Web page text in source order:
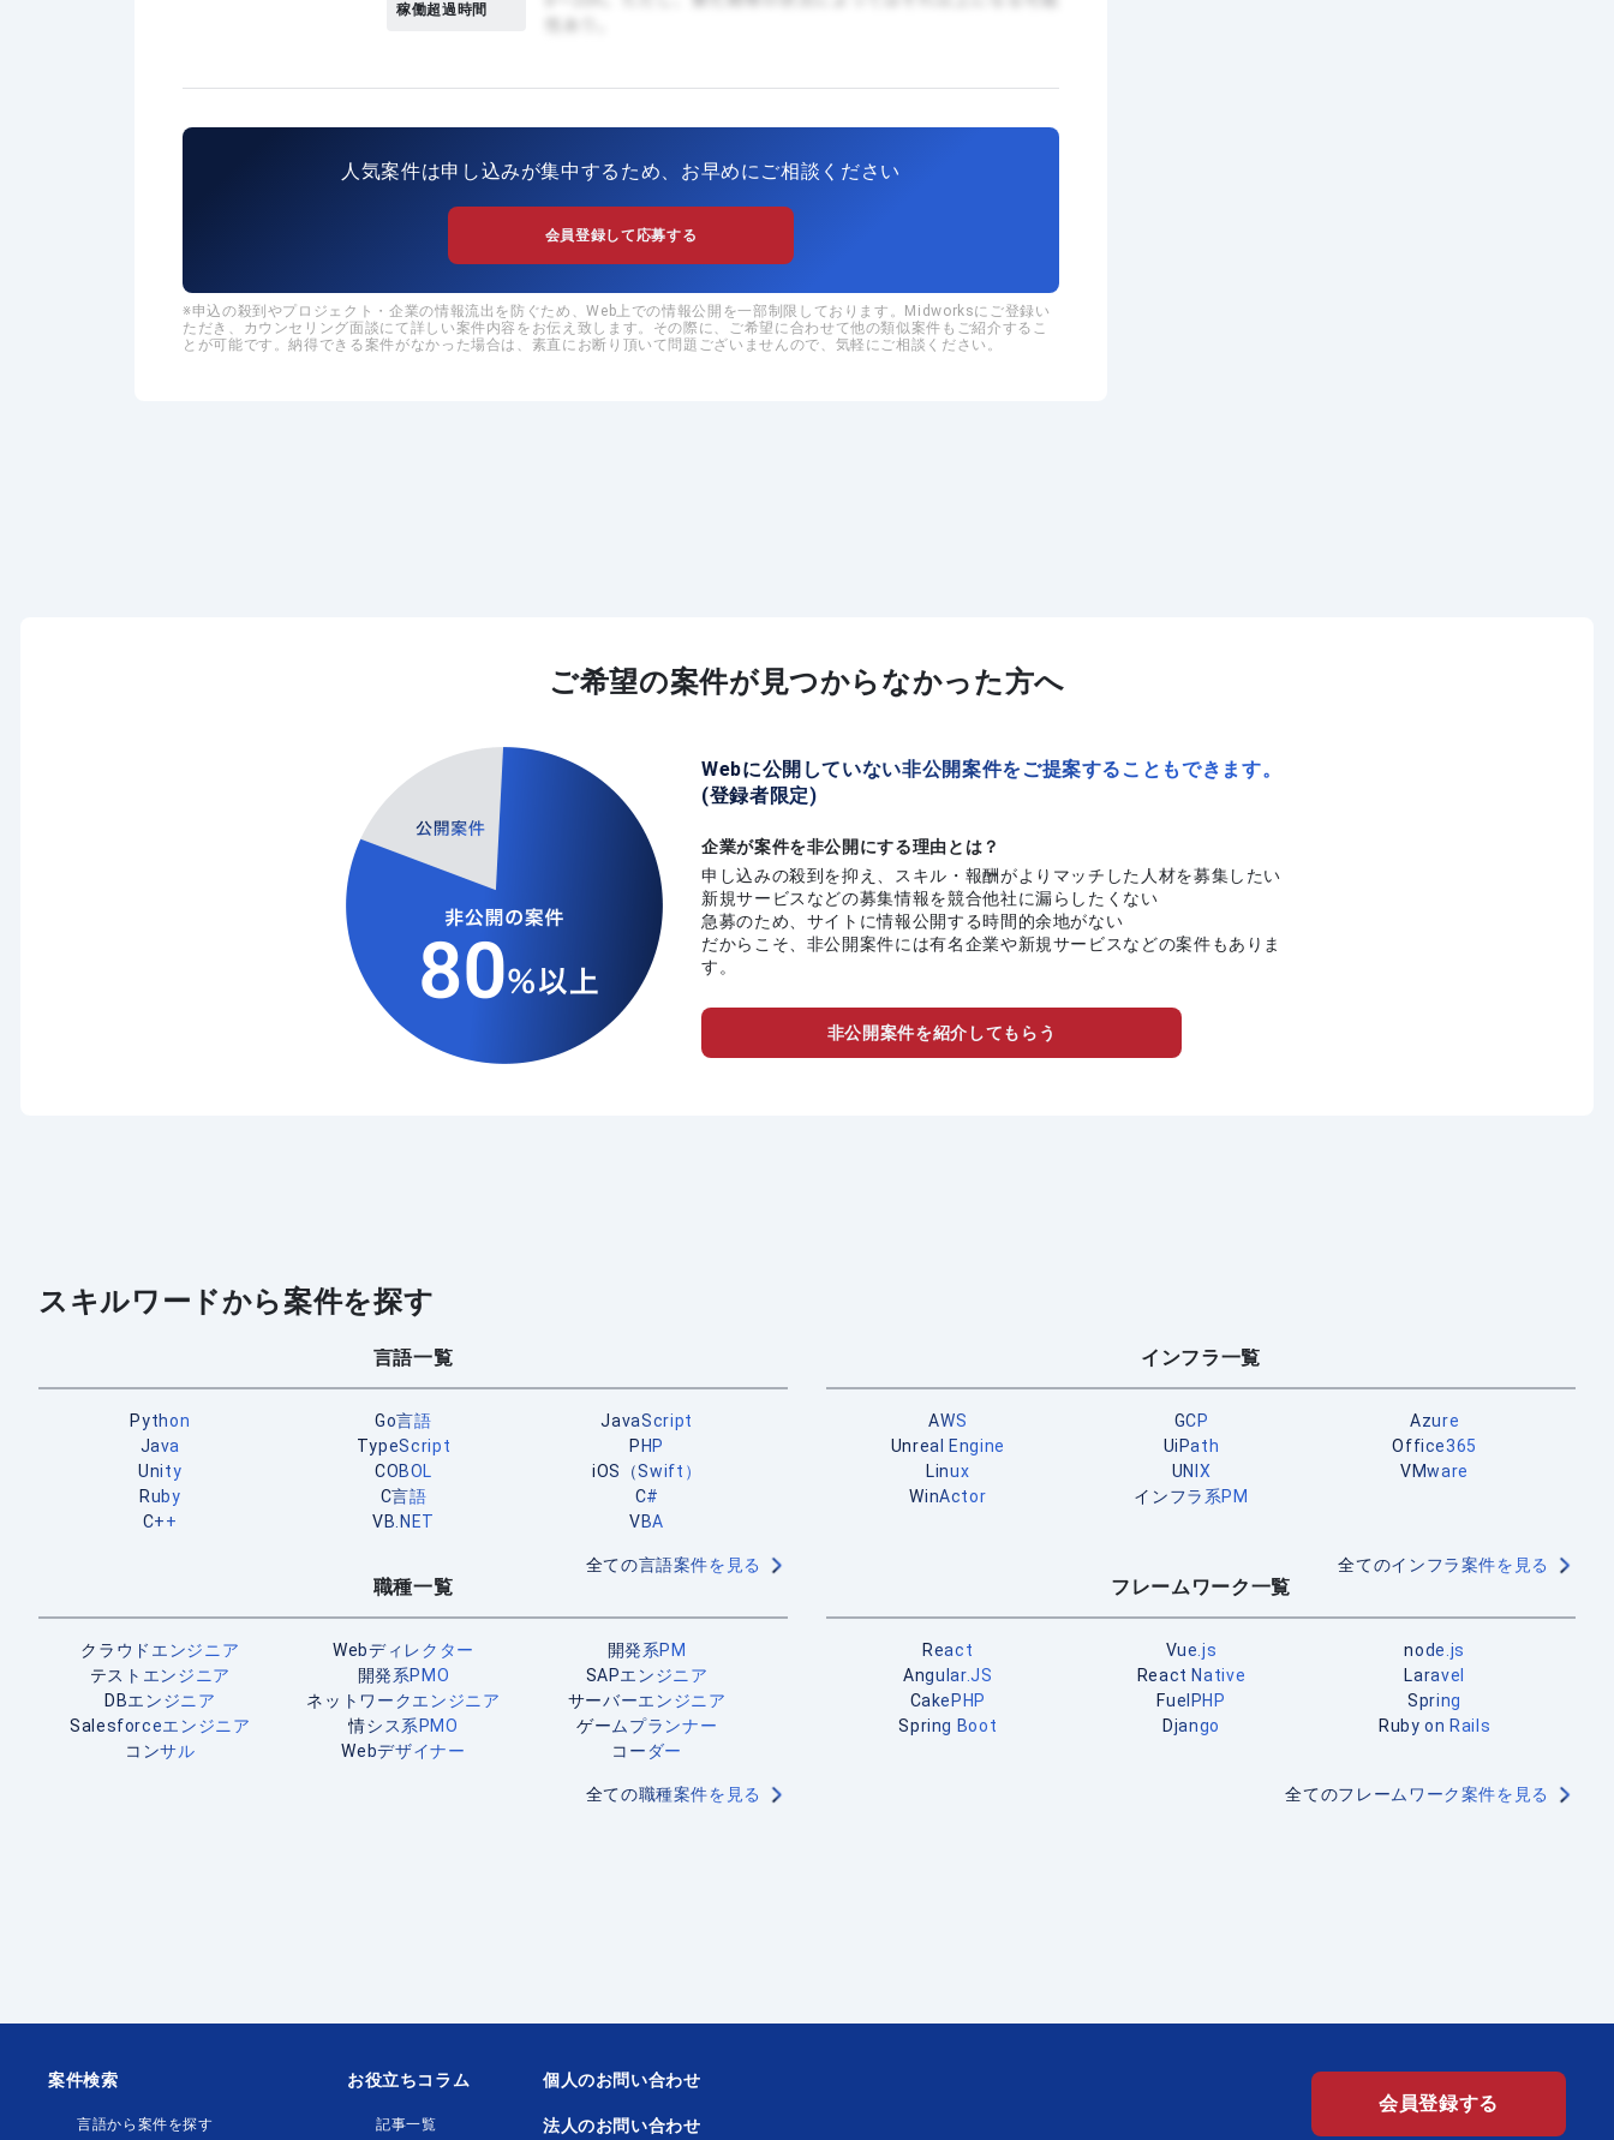
稼働超過時間
人気案件は申し込みが集中するため、お早めにご相談ください
会員登録して応募する
申込の殺到やプロジェクト・企業の情報流出を防ぐため、Web上での情報公開を一部制限しております。Midworksにご登録い
ただき、カウンセリング面談にて詳しい案件内容をお伝え致します。その際に、ご希望に合わせて他の類似案件もご紹介するこ
とが可能です。納得できる案件がなかった場合は、素直にお断り頂いて問題ございませんので、気軽にご相談ください。
ご希望の案件が見つからなかった方へ
Webに公開していない非公開案件をご提案することもできます。
(登録者限定)
企業が案件を非公開にする理由とは？
申し込みの殺到を抑え、スキル・報酬がよりマッチした人材を募集したい
新規サービスなどの募集情報を競合他社に漏らしたくない
急募のため、サイトに情報公開する時間的余地がない
だからこそ、非公開案件には有名企業や新規サービスなどの案件もありま
す。
非公開案件を紹介してもらう
スキルワードから案件を探す
言語一覧
Python Go言語
JavaScript
Java
TypeScript
PHP
Unity
COBOL
iOS（Swift）
Ruby
C言語
C#
C++
VB.NET VBA
全ての言語案件を見る
インフラ一覧
AWS GCP
Azure
Unreal Engine
UiPath
Office365
Linux
UNIX
VMware
WinActor
インフラ系PM
全てのインフラ案件を見る
職種一覧
クラウドエンジニア Webディレクター
開発系PM
テストエンジニア
開発系PMO
SAPエンジニア
DBエンジニア
ネットワークエンジニア
サーバーエンジニア
Salesforceエンジニア
情シス系PMO
ゲームプランナー
コンサル
Webデザイナー コーダー
全ての職種案件を見る
フレームワーク一覧
React Vue.js
node.js
Angular.JS
React Native
Laravel
CakePHP
FuelPHP
Spring
Spring Boot
Django Ruby on Rails
全てのフレームワーク案件を見る
会員登録する
案件検索
言語から案件を探す
お役立ちコラム
記事一覧
個人のお問い合わせ
法人のお問い合わせ